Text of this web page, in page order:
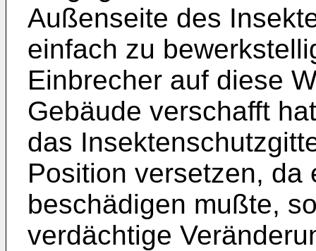
Außenseite des
einfach zu
Einbrecher auf diese
Gebäude verschafft
das
Position versetzen, da
beschädigen mußte,
verdächtige